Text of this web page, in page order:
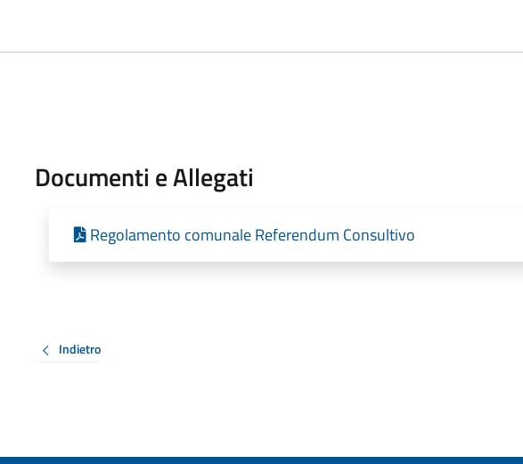
Documenti e Allegati
Regolamento comunale Referendum Consultivo
Indietro